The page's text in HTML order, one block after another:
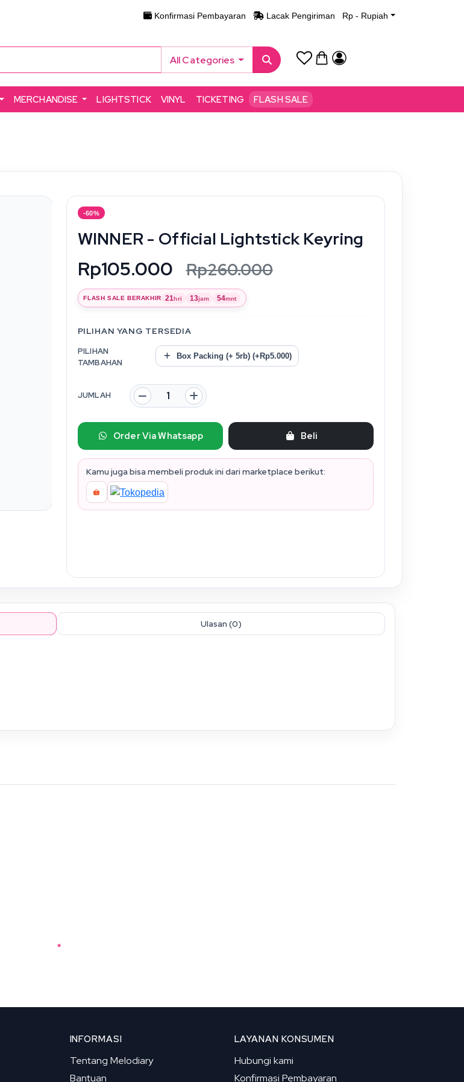
Konfirmasi Pembayaran Lacak Pengiriman Rp - Rupiah
All Categories
MERCHANDISE LIGHTSTICK VINYL TICKETING FLASH SALE
-60%
WINNER - Official Lightstick Keyring
Rp105.000 Rp260.000
FLASH SALE BERAKHIR 21hri 13jam 54mnt
PILIHAN YANG TERSEDIA
PILIHAN
TAMBAHAN
Box Packing (+ 5rb) (+Rp5.000)
JUMLAH
Order Via Whatsapp Beli
Kamu juga bisa membeli produk ini dari marketplace berikut:
Ulasan (0)
INFORMASI
Tentang Melodiary
Bantuan
LAYANAN KONSUMEN
Hubungi kami
Konfirmasi Pembayaran